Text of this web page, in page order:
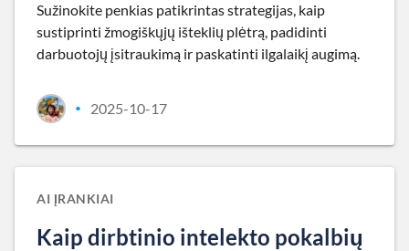
Sužinokite penkias patikrintas strategijas, kaip
sustiprinti žmogiškųjų išteklių plėtrą, padidinti
darbuotojų įsitraukimą ir paskatinti ilgalaikį augimą.
• 2025-10-17
AI ĮRANKIAI
Kaip dirbtinio intelekto pokalbių